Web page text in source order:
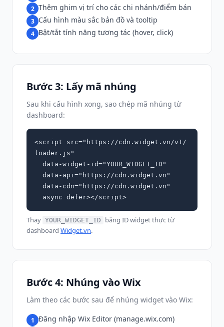
2 Thêm ghim vị trí cho các chi nhánh/điểm bán
3 Cấu hình màu sắc bản đồ và tooltip
4 Bật/tắt tính năng tương tác (hover, click)
Bước 3: Lấy mã nhúng
Sau khi cấu hình xong, sao chép mã nhúng từ
dashboard:
<script src="https://cdn.widget.vn/v1/
loader.js"
  async defer></script>
Thay YOUR_WIDGET_ID
bằng ID widget thực từ
dashboard Widget.vn.
Bước 4: Nhúng vào Wix
Làm theo các bước sau để nhúng widget vào Wix:
1 Đăng nhập Wix Editor (manage.wix.com)